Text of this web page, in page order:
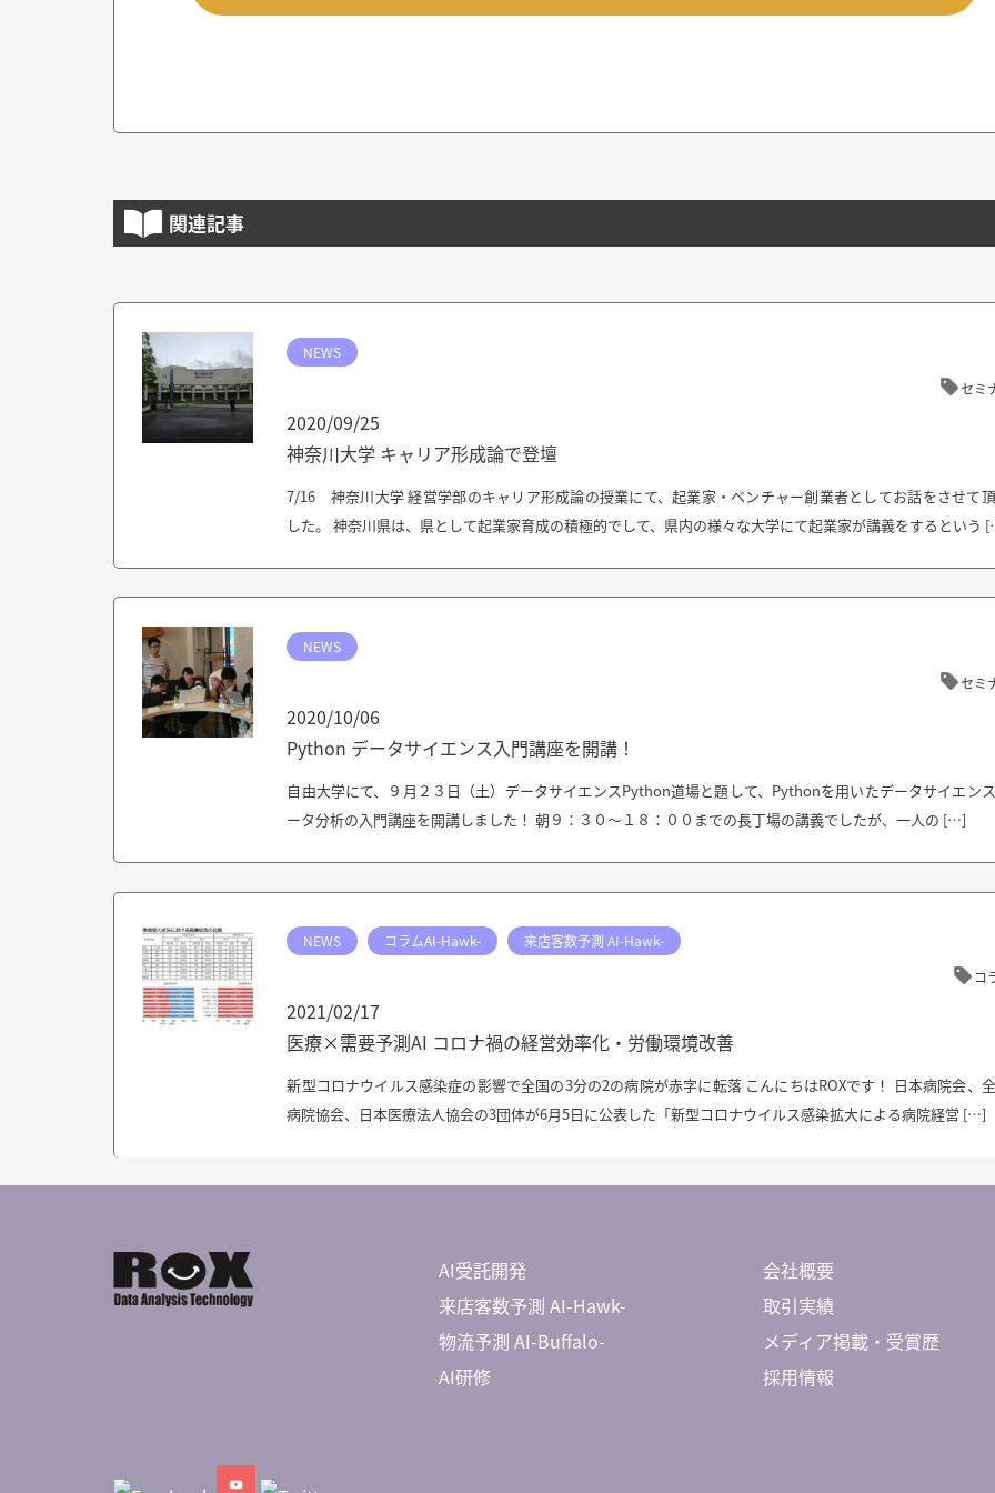
関連記事
NEWS
セミ
2020/09/25
神奈川大学 キャリア形成論で登壇
7/16 神奈川大学 経営学部のキャリア形成論の授業にて、起業家・ベンチャー創業者としてお話をさせて
した。 神奈川県は、県として起業家育成の積極的でして、県内の様々な大学にて起業家が講義をするという
NEWS
セミ
2020/10/06
Python データサイエンス入門講座を開講！
自由大学にて、９月２３日（土）データサイエンスPython道場と題して、Pythonを用いたデータサイエン
ータ分析の入門講座を開講しました！ 朝９：３０〜１８：００までの長丁場の講義でしたが、一人の […]
NEWS コラムAI-Hawk-
来店客数予測 AI-Hawk-
コ
2021/02/17
医療×需要予測AI コロナ禍の経営効率化・労働環境改善
新型コロナウイルス感染症の影響で全国の3分の2の病院が赤字に転落 こんにちはROXです！ 日本病院会、
病院協会、日本医療法人協会の3団体が6月5日に公表した「新型コロナウイルス感染拡大による病院経営 […]
AI受託開発
来店客数予測 AI-Hawk-
物流予測 AI-Buffalo-
AI研修
会社概要
取引実績
メディア掲載・受賞歴
採用情報